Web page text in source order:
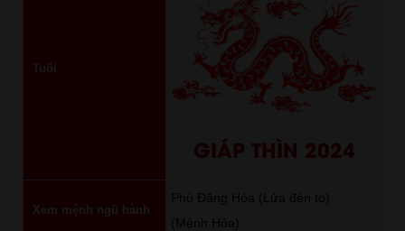
Tuổi
GIÁP THÌN 2024
Xem mệnh ngũ hành
Phú Đăng Hỏa (Lửa đèn to)
(Mệnh Hỏa)